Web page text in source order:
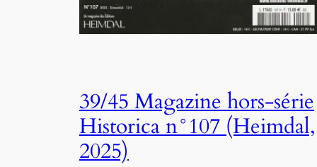
39/45 Magazine hors-série
Historica n°107 (Heimdal,
2025)